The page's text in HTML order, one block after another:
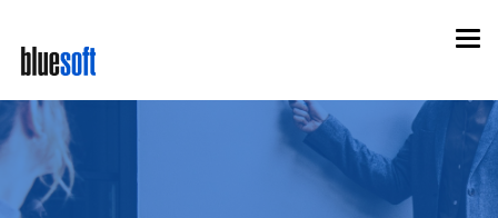
main
content